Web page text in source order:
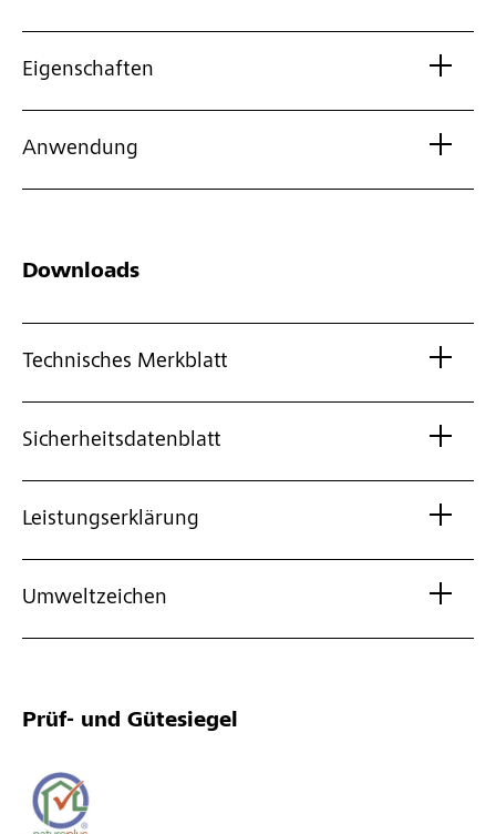
Eigenschaften
Anwendung
Downloads
Technisches Merkblatt
Sicherheitsdatenblatt
Leistungserklärung
Umweltzeichen
Prüf- und Gütesiegel